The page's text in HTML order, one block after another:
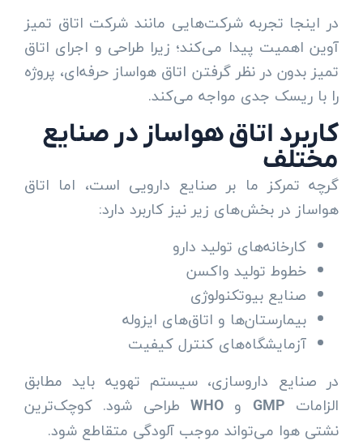
در اینجا تجربه شرکت‌هایی مانند شرکت اتاق تمیز
آوین اهمیت پیدا می‌کند؛ زیرا طراحی و اجرای اتاق
تمیز بدون در نظر گرفتن اتاق هواساز حرفه‌ای، پروژه
را با ریسک جدی مواجه می‌کند.
کاربرد اتاق هواساز در صنایع
مختلف
گرچه تمرکز ما بر صنایع دارویی است، اما اتاق
هواساز در بخش‌های زیر نیز کاربرد دارد:
کارخانه‌های تولید دارو
خطوط تولید واکسن
صنایع بیوتکنولوژی
بیمارستان‌ها و اتاق‌های ایزوله
آزمایشگاه‌های کنترل کیفیت
در صنایع داروسازی، سیستم تهویه باید مطابق
الزامات
GMP و WHO
طراحی شود. کوچک‌ترین
نشتی هوا می‌تواند موجب آلودگی متقاطع شود.